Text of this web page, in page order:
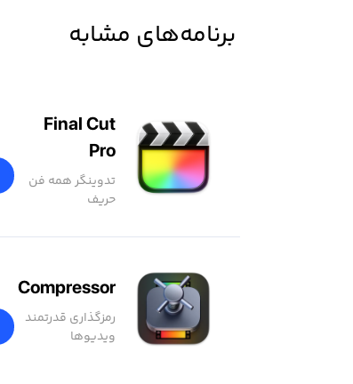
برنامه‌های مشابه
Final Cut
Pro
تدوینگر همه فن
حریف
Compressor
رمزگذاری قدرتمند
ویدیوها